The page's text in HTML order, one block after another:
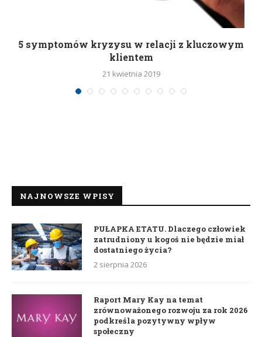
5 symptomów kryzysu w relacji z kluczowym
klientem
21 kwietnia 2019
NAJNOWSZE WPISY
PUŁAPKA ETATU. Dlaczego człowiek
zatrudniony u kogoś nie będzie miał
dostatniego życia?
2 sierpnia 2026
Raport Mary Kay na temat
zrównoważonego rozwoju za rok 2026
podkreśla pozytywny wpływ
społeczny